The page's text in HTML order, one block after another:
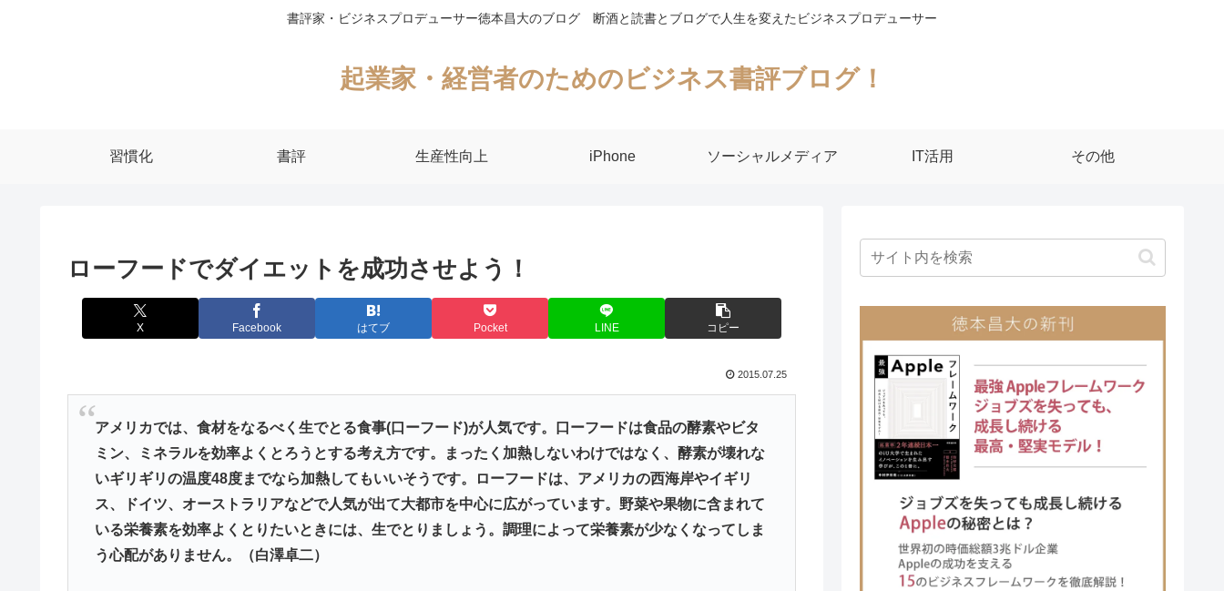
書評家・ビジネスプロデューサー徳本昌大のブログ 断酒と読書とブログで人生を変えたビジネスプロデューサー
起業家・経営者のためのビジネス書評ブログ！
習慣化 書評 生産性向上 iPhone ソーシャルメディア IT活用 その他
ローフードでダイエットを成功させよう！
X Facebook はてブ Pocket LINE コピー
2015.07.25
アメリカでは、食材をなるべく生でとる食事(口ーフード)が人気です。口ーフードは食品の酵素やビタ
ミン、ミネラルを効率よくとろうとする考え方です。まったく加熱しないわけではなく、酵素が壊れな
いギリギリの温度48度までなら加熱してもいいそうです。ローフードは、アメリカの西海岸やイギリ
ス、ドイツ、オーストラリアなどで人気が出て大都市を中心に広がっています。野菜や果物に含まれて
いる栄養素を効率よくとりたいときには、生でとりましょう。調理によって栄養素が少なくなってしま
う心配がありません。（白澤卓二）